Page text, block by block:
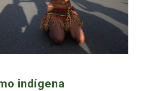
indígena